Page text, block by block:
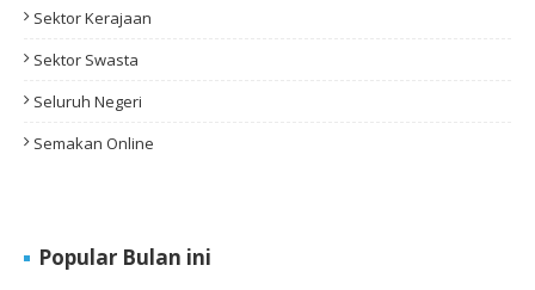
Sektor Kerajaan
Sektor Swasta
Seluruh Negeri
Semakan Online
Popular Bulan ini